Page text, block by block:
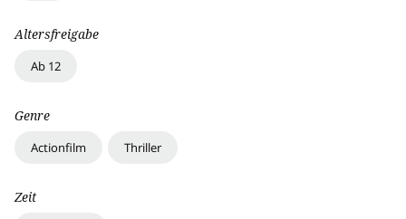
Altersfreigabe
Ab 12
Genre
Actionfilm Thriller
Zeit